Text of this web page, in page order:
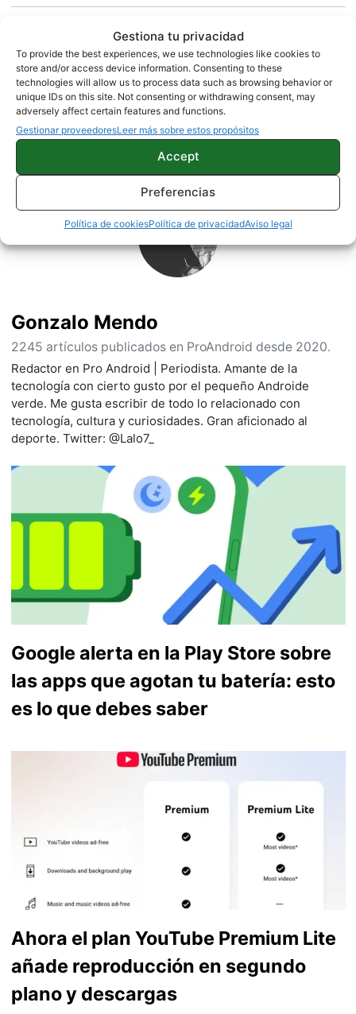
Gestiona tu privacidad
To provide the best experiences, we use technologies like cookies to
store and/or access device information. Consenting to these
technologies will allow us to process data such as browsing behavior or
unique IDs on this site. Not consenting or withdrawing consent, may
adversely affect certain features and functions.
Gestionar proveedoresLeer más sobre estos propósitos
Accept
Preferencias
Política de cookiesPolítica de privacidadAviso legal
Blog de Google
APPS
Gonzalo Mendo
2245 artículos publicados en ProAndroid desde 2020.
Redactor en Pro Android | Periodista. Amante de la
tecnología con cierto gusto por el pequeño Androide
verde. Me gusta escribir de todo lo relacionado con
tecnología, cultura y curiosidades. Gran aficionado al
deporte. Twitter: @Lalo7_
Google alerta en la Play Store sobre
las apps que agotan tu batería: esto
es lo que debes saber
Ahora el plan YouTube Premium Lite
añade reproducción en segundo
plano y descargas